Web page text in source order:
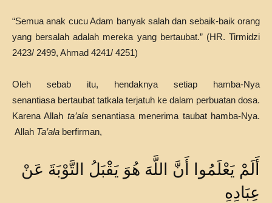
“Semua anak cucu Adam banyak salah dan sebaik-baik orang
yang bersalah adalah mereka yang bertaubat.” (HR. Tirmidzi
2423/ 2499, Ahmad 4241/ 4251)
Oleh sebab itu, hendaknya setiap hamba-Nya
senantiasa bertaubat tatkala terjatuh ke dalam perbuatan dosa.
Karena Allah ta’alasenantiasa menerima taubat hamba-Nya.
Allah Ta’ala berfirman,
أَلَمْ يَعْلَمُوا أَنَّ اللَّهَ هُوَ يَقْبَلُ التَّوْبَةَ عَنْ
عِبَادِهِ